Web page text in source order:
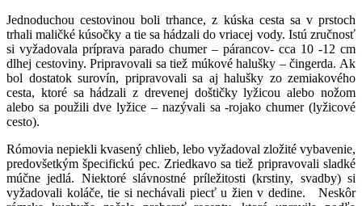
Jednoduchou cestovinou boli trhance, z kúska cesta sa v prstoch
trhali maličké kúsočky a tie sa hádzali do vriacej vody. Istú zručnosť
si vyžadovala príprava parado chumer – párancov- cca 10 -12 cm
dlhej cestoviny. Pripravovali sa tiež múkové halušky – čingerda. Ak
bol dostatok surovín, pripravovali sa aj halušky zo zemiakového
cesta, ktoré sa hádzali z drevenej doštičky lyžicou alebo nožom
alebo sa použili dve lyžice – nazývali sa -rojako chumer (lyžicové
cesto).
Rómovia nepiekli kvasený chlieb, lebo vyžadoval zložité vybavenie,
predovšetkým špecifickú pec. Zriedkavo sa tiež pripravovali sladké
múčne jedlá. Niektoré slávnostné príležitosti (krstiny, svadby) si
vyžadovali koláče, tie si nechávali piecť u žien v dedine. Neskôr